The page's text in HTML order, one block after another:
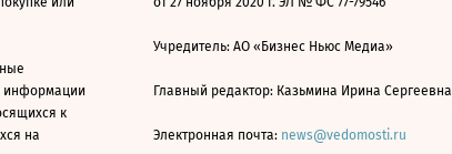
информации
к
на
Учредитель: АО «Бизнес Ньюс Медиа»
Главный редактор: Казьмина Ирина Сергеевна
Электронная почта: news@vedomosti.ru